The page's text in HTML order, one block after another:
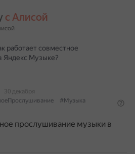
с Алисой
работает совместное
Яндекс Музыке?
30 декабря
#Музыка
прослушивание музыки в